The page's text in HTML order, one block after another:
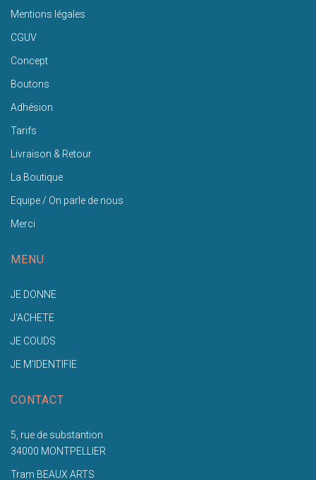
Mentions légales
CGUV
Concept
Boutons
Adhésion
Tarifs
Livraison & Retour
La Boutique
Equipe / On parle de nous
Merci
MENU
JE DONNE
J'ACHETE
JE COUDS
JE M'IDENTIFIE
CONTACT
5, rue de substantion
34000 MONTPELLIER
Tram BEAUX ARTS